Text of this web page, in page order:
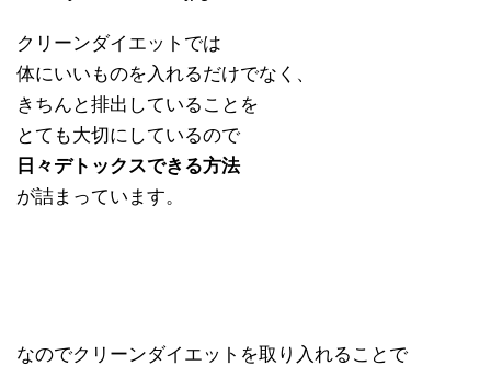
クリーンダイエットでは
体にいいものを入れるだけでなく、
きちんと排出していることを
とても大切にしているので
日々デトックスできる方法
が詰まっています。
なのでクリーンダイエットを取り入れることで